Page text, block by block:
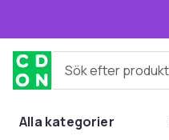
Sök efter produkter
Alla kategorier